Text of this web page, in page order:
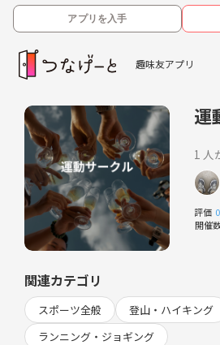
アプリを入手
趣味友アプリ
運
1 人
評価
開催
関連カテゴリ
スポーツ全般
登山・ハイキング
ランニング・ジョギング